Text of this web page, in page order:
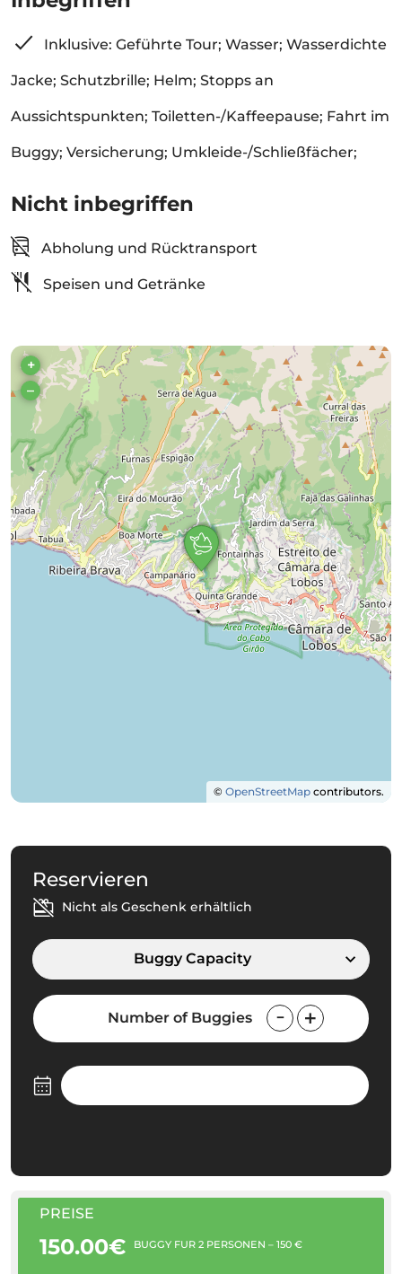
Inklusive: Geführte Tour; Wasser; Wasserdichte
Jacke; Schutzbrille; Helm; Stopps an
Aussichtspunkten; Toiletten-/Kaffeepause; Fahrt im
Buggy; Versicherung; Umkleide-/Schließfächer;
Nicht inbegriffen
Abholung und Rücktransport
Speisen und Getränke
+
–
© OpenStreetMap contributors.
Reservieren
Nicht als Geschenk erhältlich
Buggy Capacity
Number of Buggies
PREISE
150.00€ BUGGY FÜR 2 PERSONEN – 150 €